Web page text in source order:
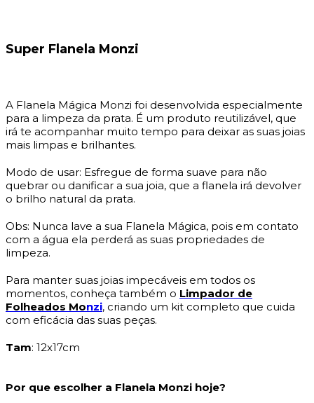
Super Flanela Monzi
A Flanela Mágica Monzi foi desenvolvida especialmente
para a limpeza da prata. É um produto reutilizável, que
irá te acompanhar muito tempo para deixar as suas joias
mais limpas e brilhantes.
Modo de usar: Esfregue de forma suave para não
quebrar ou danificar a sua joia, que a flanela irá devolver
o brilho natural da prata.
Obs: Nunca lave a sua Flanela Mágica, pois em contato
com a água ela perderá as suas propriedades de
limpeza.
Para manter suas joias impecáveis em todos os
momentos, conheça também o Limpador de
Folheados Monzi, criando um kit completo que cuida
com eficácia das suas peças.
Tam: 12x17cm
Por que escolher a Flanela Monzi hoje?